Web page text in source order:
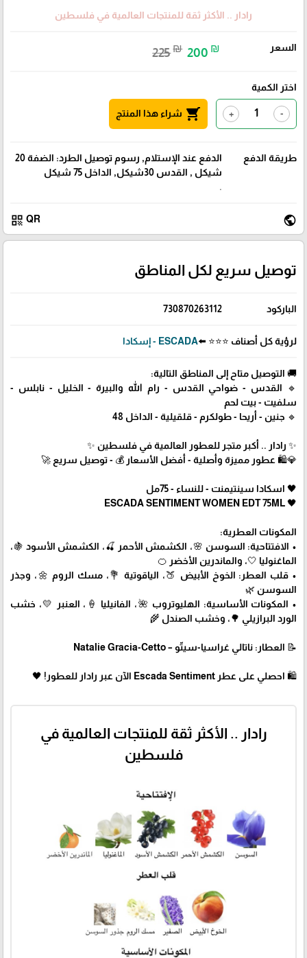
رادار .. الأكثر ثقة للمنتجات العالمية في فلسطين
السعر 225₪ 200 ₪
اختر الكمية
-
+
shopping_cart شراء هذا المنتج
طريقة الدفع
الدفع عند الإستلام, رسوم توصيل الطرد: الضفة 20
شيكل , القدس 30شيكل, الداخل 75 شيكل
.
public
QR
qr_code
توصيل سريع لكل المناطق
الباركود 730870263112
لرؤية كل أصناف ⭐⭐⭐ ⬅️ESCADA - إسكادا
🚚 التوصيل متاح إلى المناطق التالية:
🔹 القدس - ضواحي القدس - رام الله والبيرة - الخليل - نابلس -
سلفيت - بيت لحم
🔹 جنين - أريحا - طولكرم - قلقيلية - الداخل 48
✨ رادار .. أكبر متجر للعطور العالمية في فلسطين ✨
💎🛍️ عطور مميزة وأصلية - أفضل الأسعار 💰 - توصيل سريع 🚀
🖤 اسكادا سينتيمنت - للنساء - 75مل
🖤 ESCADA SENTIMENT WOMEN EDT 75ML
المكونات العطرية:
• الافتتاحية: السوسن 🌸، الكشمش الأحمر 🍒، الكشمش الأسود 🍇،
الماغنوليا 🤍، والماندرين الأخضر 🍊
• قلب العطر: الخوخ الأبيض 🍑، الياقوتية 💐، مسك الروم 🌼، وجذر
السوسن 🌿
• المكونات الأساسية: الهليوتروب 🌺، الفانيليا 🍦، العنبر 💛، خشب
الورد البرازيلي 🌳، وخشب الصندل 🌾
📝 العطار: ناتالي غراسيا-سيتّو – Natalie Gracia-Cetto
🛍 احصلي على عطر Escada Sentiment الآن عبر رادار للعطور! 🖤
رادار .. الأكثر ثقة للمنتجات العالمية في
فلسطين